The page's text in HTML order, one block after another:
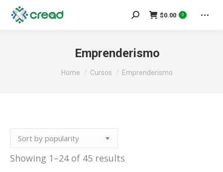
Search:$0.00 0
Emprenderismo
You are here:
Home Cursos Emprenderismo
Showing 1–24 of 45 results